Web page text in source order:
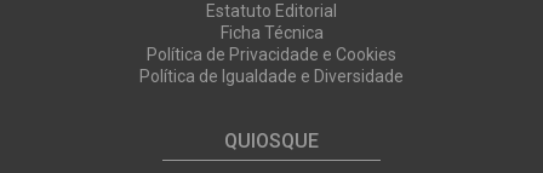
Estatuto Editorial
Ficha Técnica
Política de Privacidade e Cookies
Política de Igualdade e Diversidade
QUIOSQUE